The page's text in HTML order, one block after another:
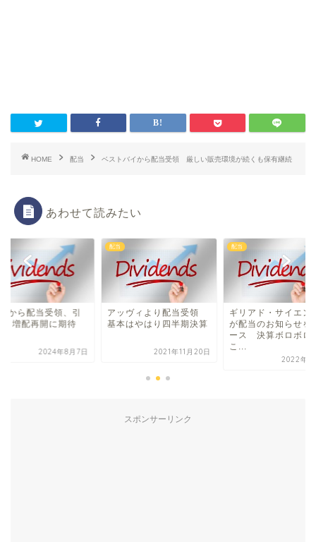
HOME 配当 ベストバイから配当受領 厳しい販売環境が続くも保有継続
あわせて読みたい
から配当受領、引
き増配再開に期待
2024年8月7日
配当
アッヴィより配当受領
基本はやはり四半期決算
2021年11月20日
配当
ギリアド・サイエン
が配当のお知らせを
ース 決算ボロボロ
こ...
2022年2
スポンサーリンク